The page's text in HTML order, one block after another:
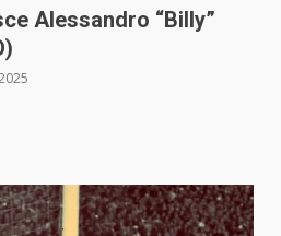
Alessandro “Billy”